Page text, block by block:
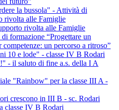
la bussola" - Attività di
rivolta alle Famiglie
rivolta alle Famiglie
formazione “Progettare un
un percorso a ritroso”
10 e lode" - classe IV B Rodari
- il saluto di fine a.s. della I A
"Rainbow" per la classe III A -
crescono in III B - sc. Rodari
classe IV B Rodari